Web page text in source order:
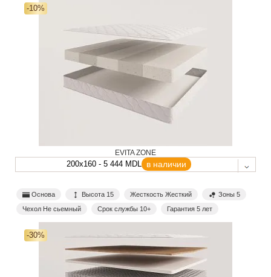
-10%
EVITA ZONE
200x160 - 5 444 MDL в наличии
Основа Высота 15 Жесткость Жесткий
Зоны 5
Чехол Не сьемный
Срок службы 10+ Гарантия 5 лет
-30%